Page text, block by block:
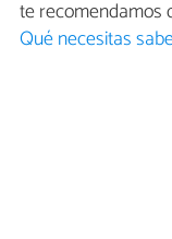
te recomendamos
Qué necesitas